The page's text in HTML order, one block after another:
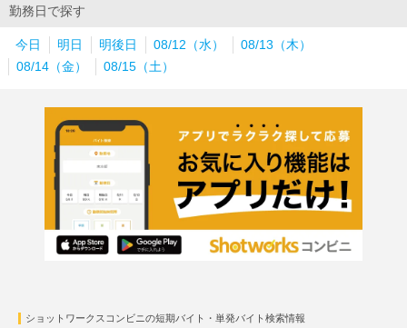
勤務日で探す
今日 明日 明後日 08/12（水）
08/13（木）
08/14（金）
08/15（土）
ショットワークスコンビニの短期バイト・単発バイト検索情報